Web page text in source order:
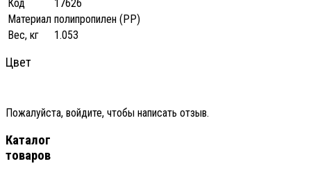
Код
17626
Материал полипропилен (PP)
Вес, кг
1.053
Цвет
Пожалуйста, войдите, чтобы написать отзыв.
Каталог
товаров